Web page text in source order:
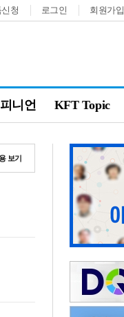
청 로그인 회원가입
니언 KFT Topic
보기